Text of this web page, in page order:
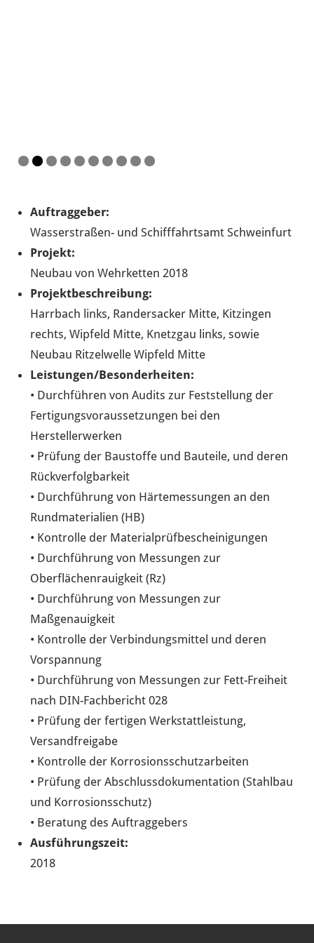
Auftraggeber:
Wasserstraßen- und Schifffahrtsamt Schweinfurt
Projekt:
Neubau von Wehrketten 2018
Projektbeschreibung:
Harrbach links, Randersacker Mitte, Kitzingen
rechts, Wipfeld Mitte, Knetzgau links, sowie
Neubau Ritzelwelle Wipfeld Mitte
Leistungen/Besonderheiten:
• Durchführen von Audits zur Feststellung der
Fertigungsvoraussetzungen bei den
Herstellerwerken
• Prüfung der Baustoffe und Bauteile, und deren
Rückverfolgbarkeit
• Durchführung von Härtemessungen an den
Rundmaterialien (HB)
• Kontrolle der Materialprüfbescheinigungen
• Durchführung von Messungen zur
Oberflächenrauigkeit (Rz)
• Durchführung von Messungen zur
Maßgenauigkeit
• Kontrolle der Verbindungsmittel und deren
Vorspannung
• Durchführung von Messungen zur Fett-Freiheit
nach DIN-Fachbericht 028
• Prüfung der fertigen Werkstattleistung,
Versandfreigabe
• Kontrolle der Korrosionsschutzarbeiten
• Prüfung der Abschlussdokumentation (Stahlbau
und Korrosionsschutz)
• Beratung des Auftraggebers
Ausführungszeit:
2018